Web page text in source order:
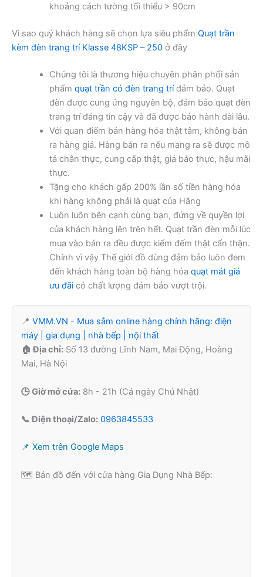
khoảng cách tường tối thiểu > 90cm
Vì sao quý khách hàng sẽ chọn lựa siêu phẩm Quạt trần
kèm đèn trang trí Klasse 48KSP – 250 ở đây
Chúng tôi là thương hiệu chuyên phân phối sản
phẩm quạt trần có đèn trang tríđảm bảo. Quạt
đèn được cung ứng nguyên bộ, đảm bảo quạt đèn
trang trí đáng tin cậy và đã được bảo hành dài lâu.
Với quan điểm bán hàng hóa thật tâm, không bán
ra hàng giả. Hàng bán ra nếu mang ra sẽ được mô
tả chân thực, cung cấp thật, giá báo thực, hậu mãi
thực.
Tặng cho khách gấp 200% lần số tiền hàng hóa
khi hàng không phải là quạt của Hãng
Luôn luôn bên cạnh cùng bạn, đứng về quyền lợi
của khách hàng lên trên hết. Quạt trần đèn mỗi lúc
mua vào bán ra đều được kiểm đếm thật cẩn thận.
Chính vì vậy Thế giới đồ dùng đảm bảo luôn đem
đến khách hàng toàn bộ hàng hóa quạt mát giá
ưu đãicó chất lượng đảm bảo vượt trội.
📍 VMM.VN - Mua sắm online hàng chính hãng: điện
máy | gia dụng | nhà bếp | nội thất
🏠 Địa chỉ: Số 13 đường Lĩnh Nam, Mai Động, Hoàng
Mai, Hà Nội
🕒 Giờ mở cửa: 8h - 21h (Cả ngày Chủ Nhật)
📞 Điện thoại/Zalo: 0963845533
📌 Xem trên Google Maps
🗺️ Bản đồ đến với cửa hàng Gia Dụng Nhà Bếp: